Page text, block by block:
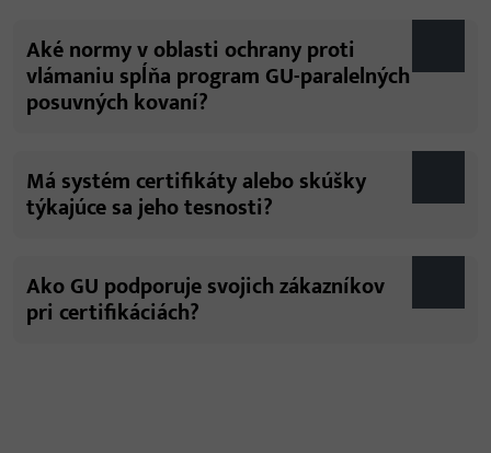
Aké normy v oblasti ochrany proti
vlámaniu spĺňa program GU-paralelných
posuvných kovaní?
Má systém certifikáty alebo skúšky
týkajúce sa jeho tesnosti?
Ako GU podporuje svojich zákazníkov
pri certifikáciách?